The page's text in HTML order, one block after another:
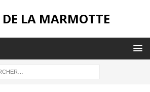
DE LA MARMOTTE